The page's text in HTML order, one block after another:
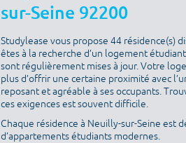
sur-Seine 92200
Studylease vous propose 44 résidence(s)
êtes à la recherche d’un logement
sont régulièrement mises à jour. Votre
plus d’offrir une certaine proximité avec
reposant et agréable à ses occupants.
ces exigences est souvent difficile.
Chaque résidence à Neuilly-sur-Seine est
d’appartements étudiants modernes.